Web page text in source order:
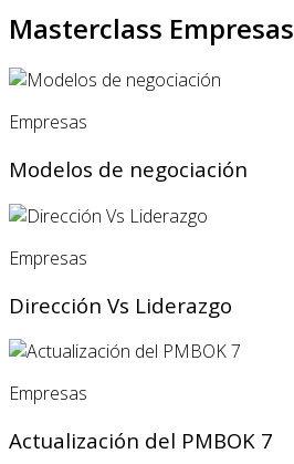
Masterclass Empresas
Empresas
Modelos de negociación
Empresas
Dirección Vs Liderazgo
Empresas
Actualización del PMBOK 7